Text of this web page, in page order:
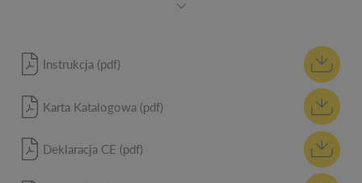
Instrukcja (pdf)
Karta Katalogowa (pdf)
Deklaracja CE (pdf)